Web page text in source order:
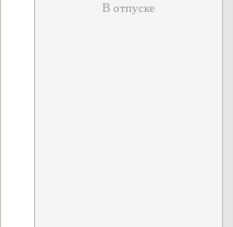
В отпуске